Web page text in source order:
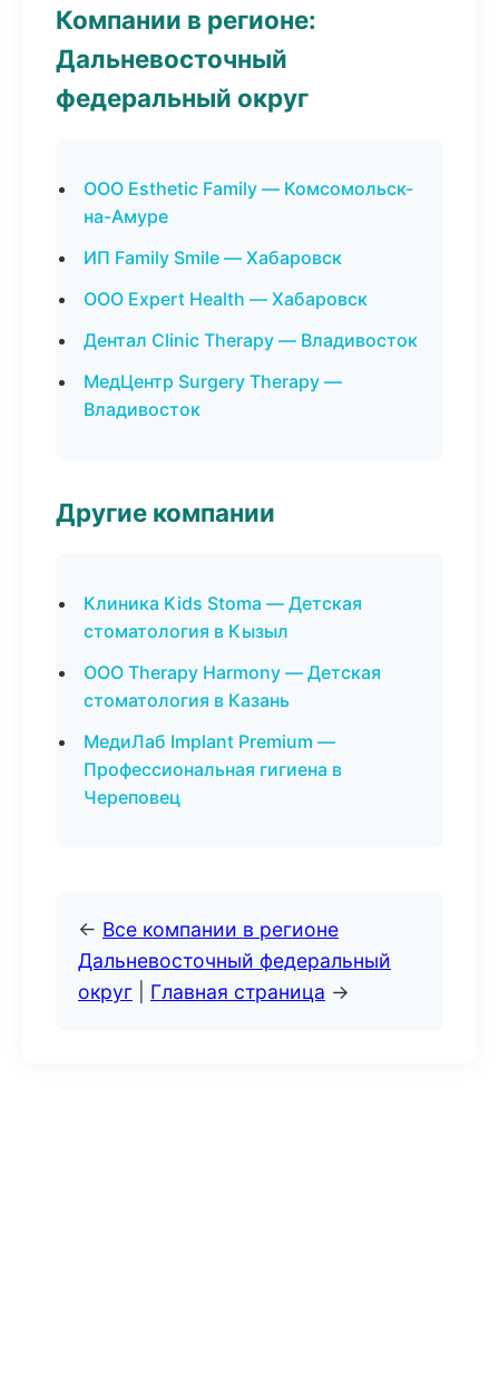
Компании в регионе:
Дальневосточный
федеральный округ
ООО Esthetic Family — Комсомольск-
на-Амуре
ИП Family Smile — Хабаровск
ООО Expert Health — Хабаровск
Дентал Clinic Therapy — Владивосток
МедЦентр Surgery Therapy —
Владивосток
Другие компании
Клиника Kids Stoma — Детская
стоматология в Кызыл
ООО Therapy Harmony — Детская
стоматология в Казань
МедиЛаб Implant Premium —
Профессиональная гигиена в
Череповец
← Все компании в регионе
Дальневосточный федеральный
округ
Главная страница →